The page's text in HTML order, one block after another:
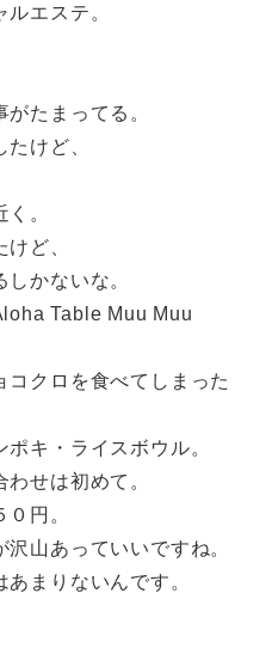
エステ。
たまってる。
けど、
。
ど、
かないな。
Table Muu Muu
コクロを食べてしまった
キ・ライスボウル。
せは初めて。
円。
山あっていいですね。
まりないんです。